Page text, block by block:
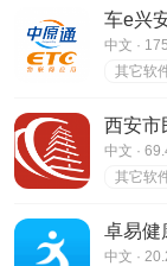
车e兴
中文 ·
其它软
西安市
中文 ·
其它软
卓易健
中文 ·